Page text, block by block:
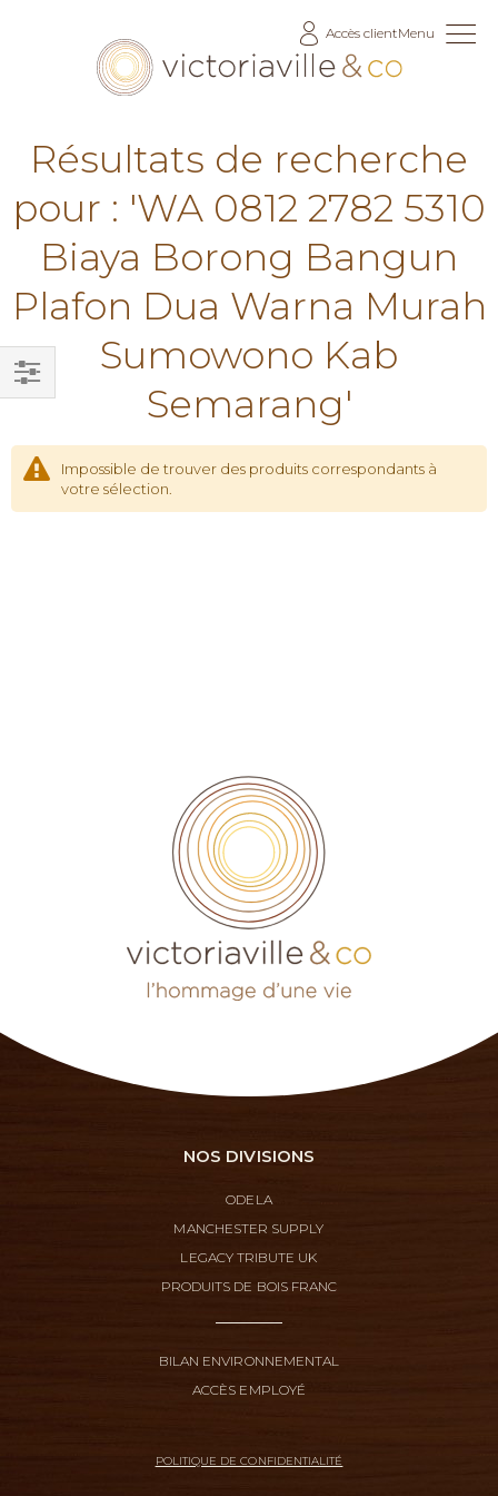
Accès clientMenu
Résultats de recherche
pour : 'WA 0812 2782 5310
Biaya Borong Bangun
Plafon Dua Warna Murah
Sumowono Kab
Semarang'
Impossible de trouver des produits correspondants à
votre sélection.
Filtrer
NOS DIVISIONS
ODELA
MANCHESTER SUPPLY
LEGACY TRIBUTE UK
PRODUITS DE BOIS FRANC
BILAN ENVIRONNEMENTAL
ACCÈS EMPLOYÉ
POLITIQUE DE CONFIDENTIALITÉ